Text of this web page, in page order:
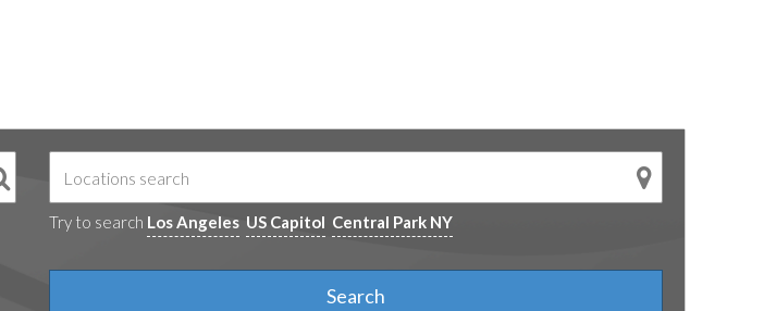
Try to search Los Angeles US Capitol Central Park NY